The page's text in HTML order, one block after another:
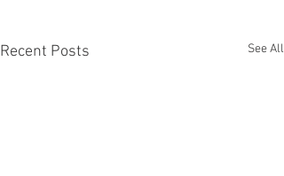
Recent Posts See All